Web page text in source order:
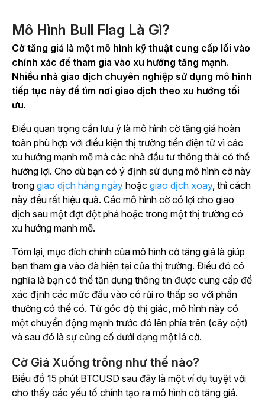
Mô Hình Bull Flag Là Gì?
Cờ tăng giá là một mô hình kỹ thuật cung cấp lối vào
chính xác để tham gia vào xu hướng tăng mạnh.
Nhiều nhà giao dịch chuyên nghiệp sử dụng mô hình
tiếp tục này để tìm nơi giao dịch theo xu hướng tối
ưu.
Điều quan trọng cần lưu ý là mô hình cờ tăng giá hoàn
toàn phù hợp với điều kiện thị trường tiền điện tử vì các
xu hướng mạnh mẽ mà các nhà đầu tư thông thái có thể
hưởng lợi. Cho dù bạn có ý định sử dụng mô hình cờ này
trong giao dịch hàng ngày hoặc giao dịch xoay, thì cách
này đều rất hiệu quả. Các mô hình cờ có lợi cho giao
dịch sau một đợt đột phá hoặc trong một thị trường có
xu hướng mạnh mẽ.
Tóm lại, mục đích chính của mô hình cờ tăng giá là giúp
bạn tham gia vào đà hiện tại của thị trường. Điều đó có
nghĩa là bạn có thể tận dụng thông tin được cung cấp để
xác định các mức đầu vào có rủi ro thấp so với phần
thưởng có thể có. Từ góc độ thị giác, mô hình này có
một chuyển động mạnh trước đó lên phía trên (cây cột)
và sau đó là sự củng cố dưới dạng một lá cờ.
Cờ Giá Xuống trông như thế nào?
Biểu đồ 15 phút BTCUSD sau đây là một ví dụ tuyệt vời
cho thấy các yếu tố chính tạo ra mô hình cờ tăng giá.